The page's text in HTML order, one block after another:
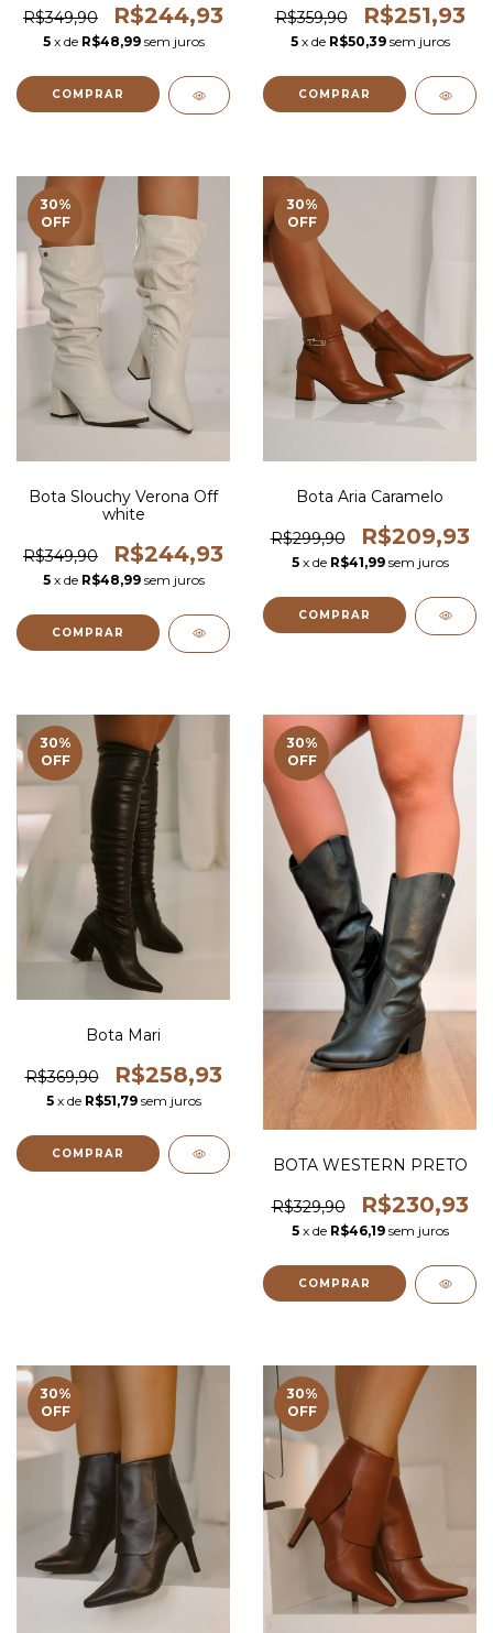
R$349,90 R$244,93
5 x de R$48,99 sem juros
COMPRAR
R$359,90 R$251,93
5 x de R$50,39 sem juros
COMPRAR
30%
OFF
Bota Slouchy Verona Off
white
R$349,90 R$244,93
5 x de R$48,99 sem juros
COMPRAR
30%
OFF
Bota Aria Caramelo
R$299,90 R$209,93
5 x de R$41,99 sem juros
COMPRAR
30%
OFF
Bota Mari
R$369,90 R$258,93
5 x de R$51,79 sem juros
COMPRAR
30%
OFF
BOTA WESTERN PRETO
R$329,90 R$230,93
5 x de R$46,19 sem juros
COMPRAR
30%
OFF
30%
OFF